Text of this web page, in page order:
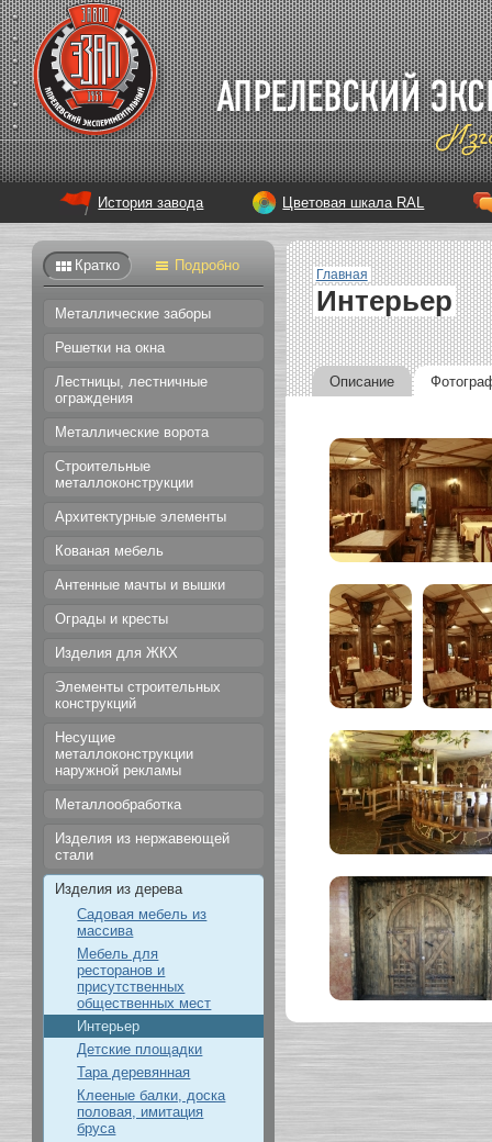
История завода Цветовая шкала RAL
Кратко Подробно
Металлические заборы
Решетки на окна
Лестницы, лестничные
ограждения
Металлические ворота
Строительные
металлоконструкции
Архитектурные элементы
Кованая мебель
Антенные мачты и вышки
Ограды и кресты
Изделия для ЖКХ
Элементы строительных
конструкций
Несущие
металлоконструкции
наружной рекламы
Металлообработка
Изделия из нержавеющей
стали
Изделия из дерева
Садовая мебель из
массива
Мебель для
ресторанов и
присутственных
общественных мест
Интерьер
Детские площадки
Тара деревянная
Клееные балки, доска
половая, имитация
бруса
Главная
Интерьер
Описание